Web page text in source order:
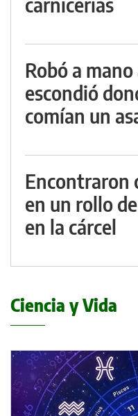
Robó a
escondió
comían un
Encontraron
en un rollo
en la cárcel
Ciencia y Vida